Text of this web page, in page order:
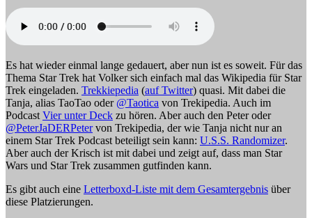
Es hat wieder einmal lange gedauert, aber nun ist es soweit. Für das
Thema Star Trek hat Volker sich einfach mal das Wikipedia für Star
Trek eingeladen. Trekkiepedia (auf Twitter) quasi. Mit dabei die
Tanja, alias TaoTao oder @Taotica von Trekipedia. Auch im
Podcast Vier unter Deck zu hören. Aber auch den Peter oder
@PeterJaDERPetervon Trekipedia, der wie Tanja nicht nur an
einem Star Trek Podcast beteiligt sein kann: U.S.S. Randomizer.
Aber auch der Krisch ist mit dabei und zeigt auf, dass man Star
Wars und Star Trek zusammen gutfinden kann.
Es gibt auch eine Letterboxd-Liste mit dem Gesamtergebnis über
diese Platzierungen.